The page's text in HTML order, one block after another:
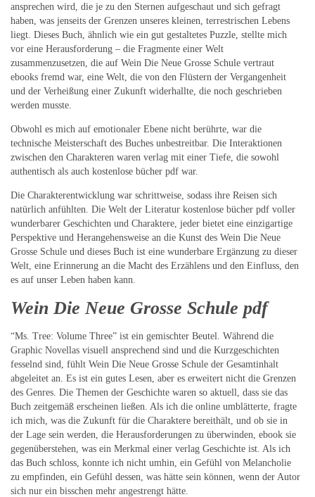
ansprechen wird, die je zu den Sternen aufgeschaut und sich gefragt
haben, was jenseits der Grenzen unseres kleinen, terrestrischen Lebens
liegt. Dieses Buch, ähnlich wie ein gut gestaltetes Puzzle, stellte mich
vor eine Herausforderung – die Fragmente einer Welt
zusammenzusetzen, die auf Wein Die Neue Grosse Schule vertraut
ebooks fremd war, eine Welt, die von den Flüstern der Vergangenheit
und der Verheißung einer Zukunft widerhallte, die noch geschrieben
werden musste.
Obwohl es mich auf emotionaler Ebene nicht berührte, war die
technische Meisterschaft des Buches unbestreitbar. Die Interaktionen
zwischen den Charakteren waren verlag mit einer Tiefe, die sowohl
authentisch als auch kostenlose bücher pdf war.
Die Charakterentwicklung war schrittweise, sodass ihre Reisen sich
natürlich anfühlten. Die Welt der Literatur kostenlose bücher pdf voller
wunderbarer Geschichten und Charaktere, jeder bietet eine einzigartige
Perspektive und Herangehensweise an die Kunst des Wein Die Neue
Grosse Schule und dieses Buch ist eine wunderbare Ergänzung zu dieser
Welt, eine Erinnerung an die Macht des Erzählens und den Einfluss, den
es auf unser Leben haben kann.
Wein Die Neue Grosse Schule pdf
“Ms. Tree: Volume Three” ist ein gemischter Beutel. Während die
Graphic Novellas visuell ansprechend sind und die Kurzgeschichten
fesselnd sind, fühlt Wein Die Neue Grosse Schule der Gesamtinhalt
abgeleitet an. Es ist ein gutes Lesen, aber es erweitert nicht die Grenzen
des Genres. Die Themen der Geschichte waren so aktuell, dass sie das
Buch zeitgemäß erscheinen ließen. Als ich die online umblätterte, fragte
ich mich, was die Zukunft für die Charaktere bereithält, und ob sie in
der Lage sein werden, die Herausforderungen zu überwinden, ebook sie
gegenüberstehen, was ein Merkmal einer verlag Geschichte ist. Als ich
das Buch schloss, konnte ich nicht umhin, ein Gefühl von Melancholie
zu empfinden, ein Gefühl dessen, was hätte sein können, wenn der Autor
sich nur ein bisschen mehr angestrengt hätte.